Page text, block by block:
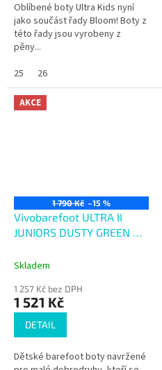
Oblíbené boty Ultra Kids nyní
jako součást řady Bloom! Boty z
této řady jsou vyrobeny z
pěny...
25
26
AKCE
1 790 Kč –15 %
Vivobarefoot ULTRA II
JUNIORS DUSTY GREEN X
Skladem
1 257 Kč bez DPH
1 521 Kč
DETAIL
Dětské barefoot boty navržené